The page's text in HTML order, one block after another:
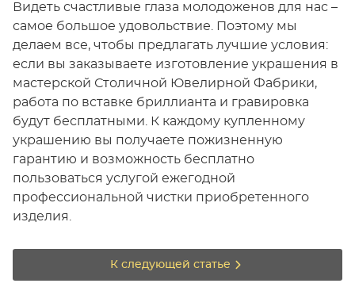
Видеть счастливые глаза молодоженов для нас –
самое большое удовольствие. Поэтому мы
делаем все, чтобы предлагать лучшие условия:
если вы заказываете изготовление украшения в
мастерской Столичной Ювелирной Фабрики,
работа по вставке бриллианта и гравировка
будут бесплатными. К каждому купленному
украшению вы получаете пожизненную
гарантию и возможность бесплатно
пользоваться услугой ежегодной
профессиональной чистки приобретенного
изделия.
К следующей статье